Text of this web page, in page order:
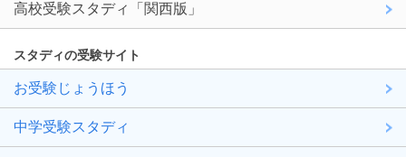
高校受験スタディ「関西版」
スタディの受験サイト
お受験じょうほう
中学受験スタディ